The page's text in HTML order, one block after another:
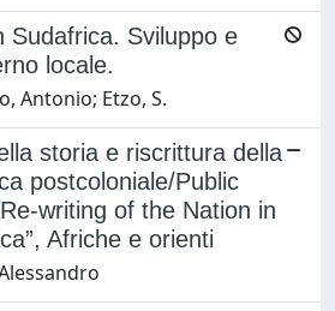
Sudafrica. Sviluppo e
locale.
Antonio; Etzo, S.
storia e riscrittura della
postcoloniale/Public
writing of the Nation in
Afriche e orienti